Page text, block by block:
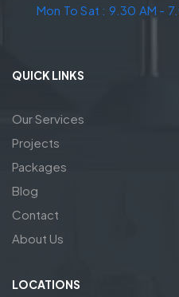
Mon To Sat : 9.30 AM -
QUICK LINKS
Our Services
Projects
Packages
Blog
Contact
About Us
LOCATIONS